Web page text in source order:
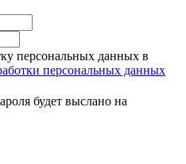
персональных данных в
персональных данных
будет выслано на